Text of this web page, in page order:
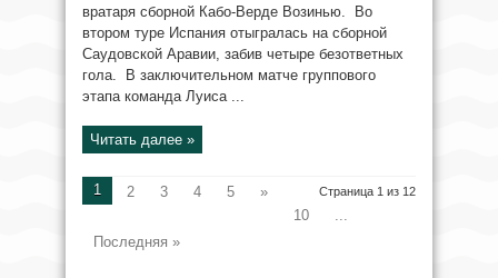
вратаря сборной Кабо-Верде Возинью. Во
втором туре Испания отыгралась на сборной
Саудовской Аравии, забив четыре безответных
гола. В заключительном матче группового
этапа команда Луиса ...
Читать далее »
Страница 1 из 12
1 2 3 4 5
»
10
...
Последняя »